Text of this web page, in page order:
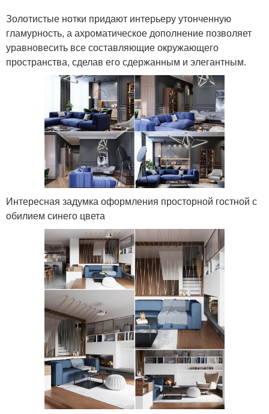
Золотистые нотки придают интерьеру утонченную
гламурность, а ахроматическое дополнение позволяет
уравновесить все составляющие окружающего
пространства, сделав его сдержанным и элегантным.
Интересная задумка оформления просторной гостной с
обилием синего цвета